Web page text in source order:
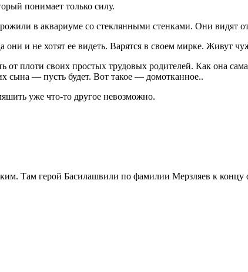
понимает только силу.
в аквариуме со стеклянными стенками. Они видят
и не хотят ее видеть. Варятся в своем мирке. Живут
плоти своих простых трудовых родителей. Как она
сына — пусть будет. Вот такое — домотканное..
уже что-то другое невозможно.
Там герой Басилашвили по фамилии Мерзляев к